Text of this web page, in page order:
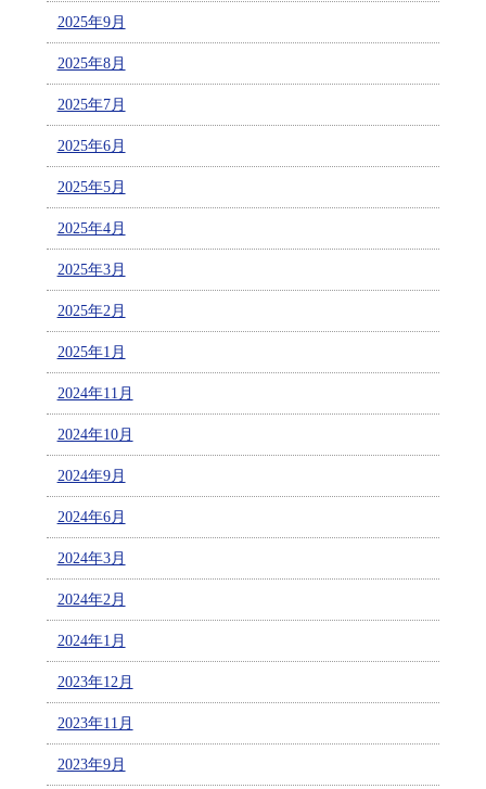
2025年9月
2025年8月
2025年7月
2025年6月
2025年5月
2025年4月
2025年3月
2025年2月
2025年1月
2024年11月
2024年10月
2024年9月
2024年6月
2024年3月
2024年2月
2024年1月
2023年12月
2023年11月
2023年9月